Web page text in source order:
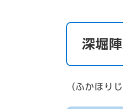
深堀
（ふかほり